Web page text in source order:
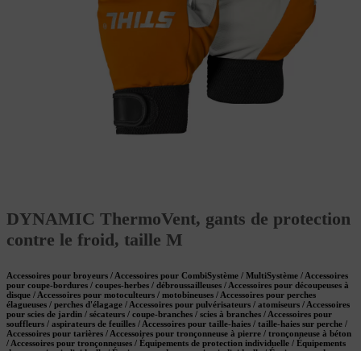
DYNAMIC ThermoVent, gants de protection
contre le froid, taille M
Accessoires pour broyeurs / Accessoires pour CombiSystème / MultiSystème / Accessoires
pour coupe-bordures / coupes-herbes / débroussailleuses / Accessoires pour découpeuses à
disque / Accessoires pour motoculteurs / motobineuses / Accessoires pour perches
élagueuses / perches d'élagage / Accessoires pour pulvérisateurs / atomiseurs / Accessoires
pour scies de jardin / sécateurs / coupe-branches / scies à branches / Accessoires pour
souffleurs / aspirateurs de feuilles / Accessoires pour taille-haies / taille-haies sur perche /
Accessoires pour tarières / Accessoires pour tronçonneuse à pierre / tronçonneuse à béton
/ Accessoires pour tronçonneuses / Équipements de protection individuelle / Équipements